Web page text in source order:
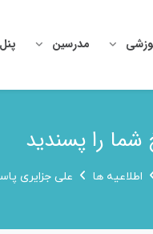
مدرسین
را پسندید
اطلاعیه ها علی جزایری